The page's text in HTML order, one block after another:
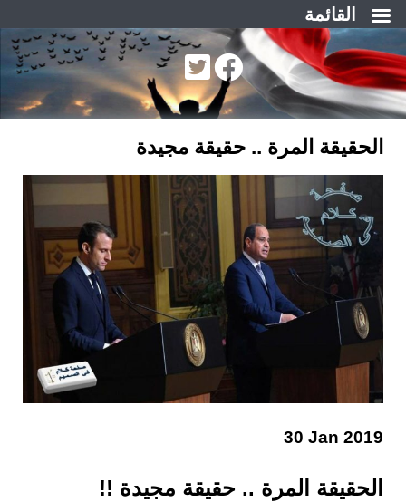
التجاوز
إلى
المحتوى
الحقيقة المرة .. حقيقة مجيدة
30 Jan 2019
الحقيقة المرة .. حقيقة مجيدة !!
القائمة